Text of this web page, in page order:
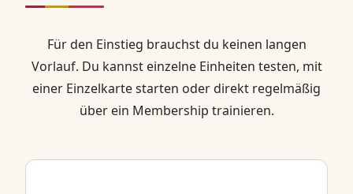
Für den Einstieg brauchst du keinen langen
Vorlauf. Du kannst einzelne Einheiten testen, mit
einer Einzelkarte starten oder direkt regelmäßig
über ein Membership trainieren.